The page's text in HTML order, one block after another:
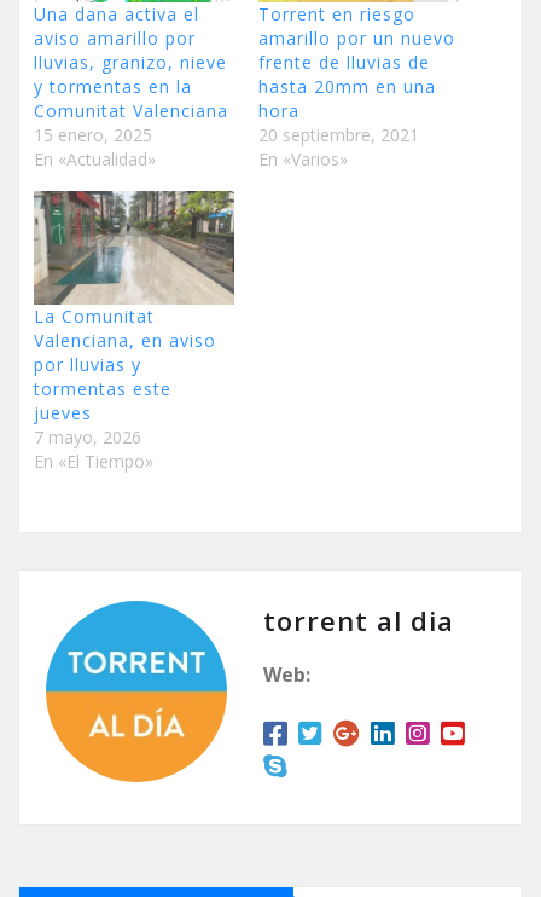
Una dana activa el
aviso amarillo por
lluvias, granizo, nieve
y tormentas en la
Comunitat Valenciana
15 enero, 2025
En «Actualidad»
Torrent en riesgo
amarillo por un nuevo
frente de lluvias de
hasta 20mm en una
hora
20 septiembre, 2021
En «Varios»
La Comunitat
Valenciana, en aviso
por lluvias y
tormentas este
jueves
7 mayo, 2026
En «El Tiempo»
torrent al dia
Web: